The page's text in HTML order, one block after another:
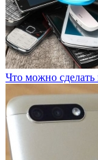
Что можно сделать